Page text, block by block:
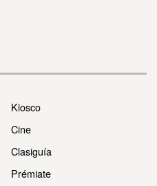
Kiosco
Cine
Clasiguía
Prémiate